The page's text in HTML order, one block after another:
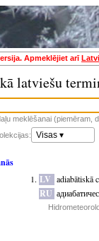
Apmeklējiet arī
latviešu
meklēšanai (piemēram,
Visas ▾
LV adiabātiskā
RU